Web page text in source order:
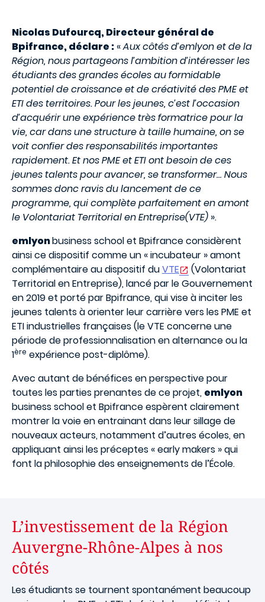
Nicolas Dufourcq, Directeur général de
Bpifrance, déclare : «Aux côtés d’emlyon et de la
Région, nous partageons l’ambition d’intéresser les
étudiants des grandes écoles au formidable
potentiel de croissance et de créativité des PME et
ETI des territoires. Pour les jeunes, c’est l’occasion
d’acquérir une expérience très formatrice pour la
vie, car dans une structure à taille humaine, on se
voit confier des responsabilités importantes
rapidement. Et nos PME et ETI ont besoin de ces
jeunes talents pour avancer, se transformer… Nous
sommes donc ravis du lancement de ce
programme, qui complète parfaitement en amont
le Volontariat Territorial en Entreprise(VTE) ».
emlyonbusiness school et Bpifrance considèrent
ainsi ce dispositif comme un « incubateur » amont
complémentaire au dispositif duVTE
(Volontariat
Territorial en Entreprise), lancé par le Gouvernement
en 2019 et porté par Bpifrance, qui vise à inciter les
jeunes talents à orienter leur carrière vers les PME et
ETI industrielles françaises (le VTE concerne une
période de professionnalisation en alternance ou la
1ère expérience post-diplôme).
Avec autant de bénéfices en perspective pour
toutes les parties prenantes de ce projet, emlyon
business school et Bpifrance espèrent clairement
montrer la voie en entrainant dans leur sillage de
nouveaux acteurs, notamment d’autres écoles, en
appliquant ainsi les préceptes « early makers » qui
font la philosophie des enseignements de l’École.
L’investissement de la Région
Auvergne-Rhône-Alpes à nos
côtés
Les étudiants se tournent spontanément beaucoup